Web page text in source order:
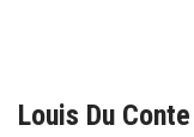
Louis Du